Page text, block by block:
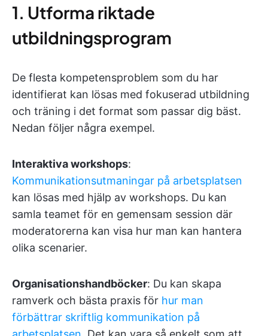
1. Utforma riktade
utbildningsprogram
De flesta kompetensproblem som du har
identifierat kan lösas med fokuserad utbildning
och träning i det format som passar dig bäst.
Nedan följer några exempel.
Interaktiva workshops:
Kommunikationsutmaningar på arbetsplatsen
kan lösas med hjälp av workshops. Du kan
samla teamet för en gemensam session där
moderatorerna kan visa hur man kan hantera
olika scenarier.
Organisationshandböcker: Du kan skapa
ramverk och bästa praxis för hur man
förbättrar skriftlig kommunikation på